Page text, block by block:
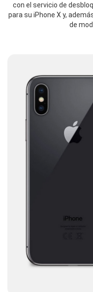
con el servicio de
para su iPhone X y,
de